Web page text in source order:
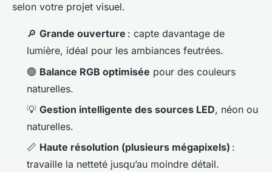
selon votre projet visuel.
🔎 Grande ouverture : capte davantage de
lumière, idéal pour les ambiances feutrées.
🟢 Balance RGB optimisée pour des couleurs
naturelles.
💡 Gestion intelligente des sources LED, néon ou
naturelles.
📏 Haute résolution (plusieurs mégapixels) :
travaille la netteté jusqu’au moindre détail.